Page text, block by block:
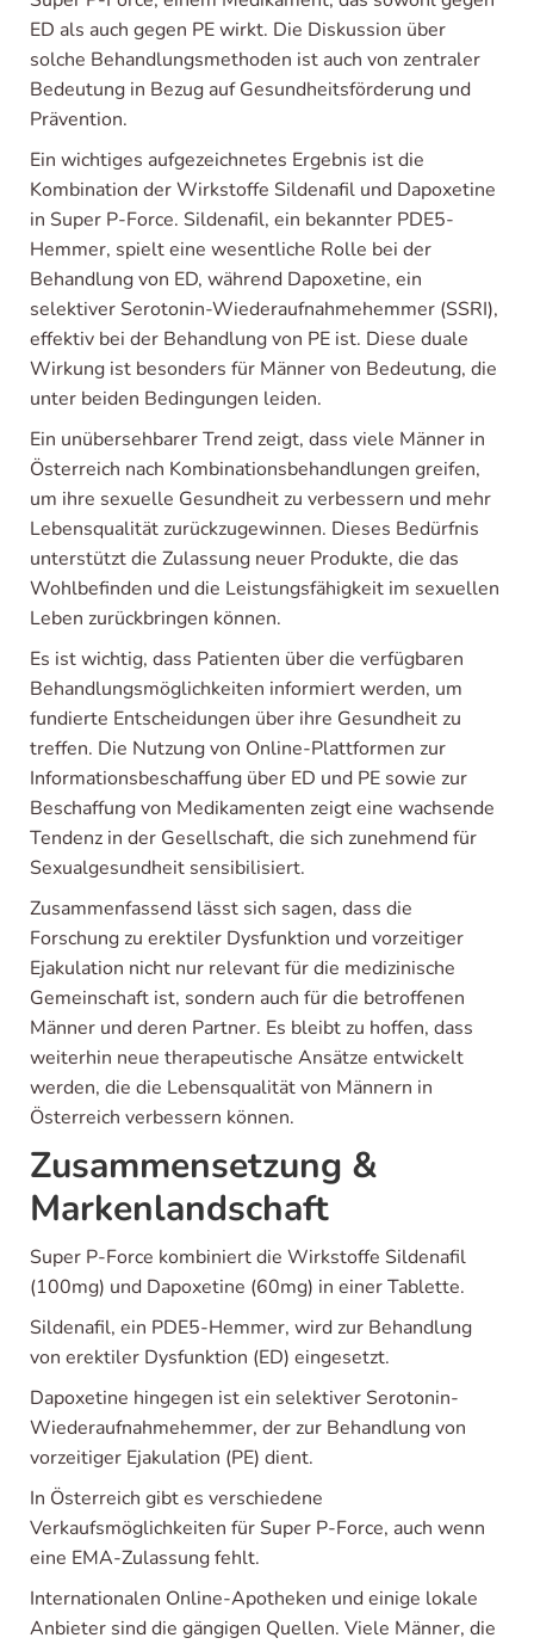
ED als auch gegen PE wirkt. Die Diskussion über
solche Behandlungsmethoden ist auch von zentraler
Bedeutung in Bezug auf Gesundheitsförderung und
Prävention.
Ein wichtiges aufgezeichnetes Ergebnis ist die
Kombination der Wirkstoffe Sildenafil und Dapoxetine
in Super P-Force. Sildenafil, ein bekannter PDE5-
Hemmer, spielt eine wesentliche Rolle bei der
Behandlung von ED, während Dapoxetine, ein
selektiver Serotonin-Wiederaufnahmehemmer (SSRI),
effektiv bei der Behandlung von PE ist. Diese duale
Wirkung ist besonders für Männer von Bedeutung, die
unter beiden Bedingungen leiden.
Ein unübersehbarer Trend zeigt, dass viele Männer in
Österreich nach Kombinationsbehandlungen greifen,
um ihre sexuelle Gesundheit zu verbessern und mehr
Lebensqualität zurückzugewinnen. Dieses Bedürfnis
unterstützt die Zulassung neuer Produkte, die das
Wohlbefinden und die Leistungsfähigkeit im sexuellen
Leben zurückbringen können.
Es ist wichtig, dass Patienten über die verfügbaren
Behandlungsmöglichkeiten informiert werden, um
fundierte Entscheidungen über ihre Gesundheit zu
treffen. Die Nutzung von Online-Plattformen zur
Informationsbeschaffung über ED und PE sowie zur
Beschaffung von Medikamenten zeigt eine wachsende
Tendenz in der Gesellschaft, die sich zunehmend für
Sexualgesundheit sensibilisiert.
Zusammenfassend lässt sich sagen, dass die
Forschung zu erektiler Dysfunktion und vorzeitiger
Ejakulation nicht nur relevant für die medizinische
Gemeinschaft ist, sondern auch für die betroffenen
Männer und deren Partner. Es bleibt zu hoffen, dass
weiterhin neue therapeutische Ansätze entwickelt
werden, die die Lebensqualität von Männern in
Österreich verbessern können.
Zusammensetzung &
Markenlandschaft
Super P-Force kombiniert die Wirkstoffe Sildenafil
(100mg) und Dapoxetine (60mg) in einer Tablette.
Sildenafil, ein PDE5-Hemmer, wird zur Behandlung
von erektiler Dysfunktion (ED) eingesetzt.
Dapoxetine hingegen ist ein selektiver Serotonin-
Wiederaufnahmehemmer, der zur Behandlung von
vorzeitiger Ejakulation (PE) dient.
In Österreich gibt es verschiedene
Verkaufsmöglichkeiten für Super P-Force, auch wenn
eine EMA-Zulassung fehlt.
Internationalen Online-Apotheken und einige lokale
Anbieter sind die gängigen Quellen. Viele Männer, die